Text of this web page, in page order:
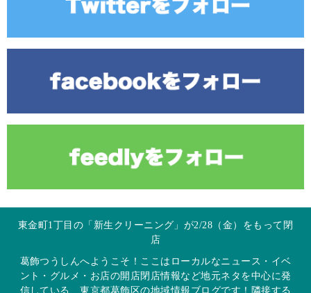
東金町1丁目の「新生クリーニング」が2/28（金）をもって閉
店
葛飾つうしんへようこそ！ここはローカルなニュース・イベ
ント・グルメ・お店の開店閉店情報など地元ネタを中心に発
信している、東京都葛飾区の地域情報ブログです！隣接する